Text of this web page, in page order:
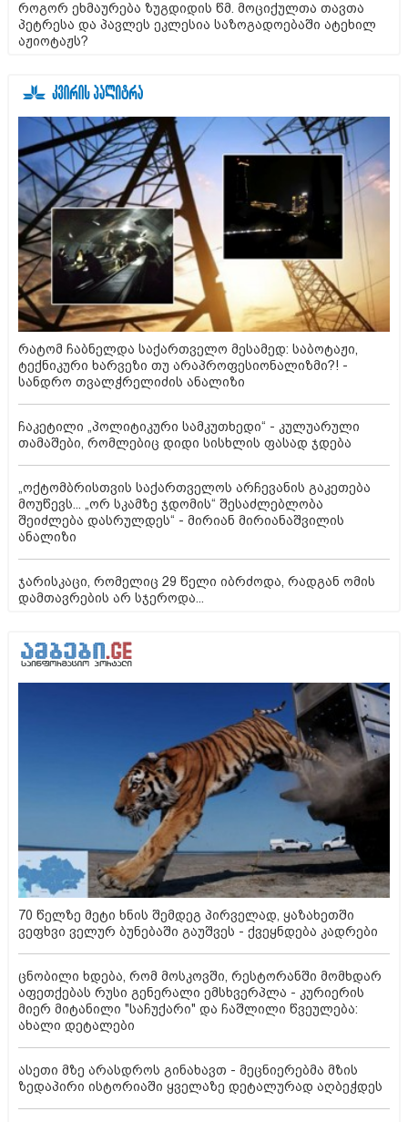
როგორ ეხმაურება ზუგდიდის წმ. მოციქულთა თავთა
პეტრესა და პავლეს ეკლესია საზოგადოებაში ატეხილ
აჟიოტაჟს?
რატომ ჩაბნელდა საქართველო მესამედ: საბოტაჟი,
ტექნიკური ხარვეზი თუ არაპროფესიონალიზმი?! -
სანდრო თვალჭრელიძის ანალიზი
ჩაკეტილი „პოლიტიკური სამკუთხედი“ - კულუარული
თამაშები, რომლებიც დიდი სისხლის ფასად ჯდება
„ოქტომბრისთვის საქართველოს არჩევანის გაკეთება
მოუწევს... „ორ სკამზე ჯდომის“ შესაძლებლობა
შეიძლება დასრულდეს“ - მირიან მირიანაშვილის
ანალიზი
ჯარისკაცი, რომელიც 29 წელი იბრძოდა, რადგან ომის
დამთავრების არ სჯეროდა...
70 წელზე მეტი ხნის შემდეგ პირველად, ყაზახეთში
ვეფხვი ველურ ბუნებაში გაუშვეს - ქვეყნდება კადრები
ცნობილი ხდება, რომ მოსკოვში, რესტორანში მომხდარ
აფეთქებას რუსი გენერალი ემსხვერპლა - კურიერის
მიერ მიტანილი "საჩუქარი" და ჩაშლილი წვეულება:
ახალი დეტალები
ასეთი მზე არასდროს გინახავთ - მეცნიერებმა მზის
ზედაპირი ისტორიაში ყველაზე დეტალურად აღბეჭდეს